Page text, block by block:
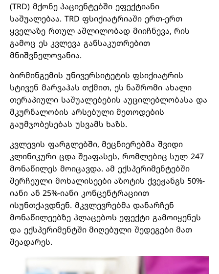
(TRD) მქონე პაციენტებში ეფექტიანი
საშუალებაა. TRD ფსიქიატრიაში ერთ-ერთ
ყველაზე რთულ აშლილობად მიიჩნევა, რის
გამოც ეს კვლევა განსაკუთრებით
მნიშვნელოვანია.
ბირმინგემის უნივერსიტეტის ფსიქიატრის
სტივენ მარვაჰას თქმით, ეს ნაშრომი ახალი
თერაპიული საშუალებების აუცილებლობასა და
მკურნალობის არსებული მეთოდების
გაუმჯობესებას უსვამს ხაზს.
კვლევის ფარგლებში, მეცნიერებმა შვიდი
კლინიკური ცდა შეაფასეს, რომლებიც სულ 247
მონაწილეს მოიცავდა. ამ ექსპერიმენტებში
შერჩეული მოხალისეები აზოტის ქვეჟანგს 50%-
იანი ან 25%-იანი კონცენტრაციით
ისუნთქავდნენ. მკვლევრებმა დანარჩენ
მონაწილეებზე პლაცებოს ეფექტი გამოიყენეს
და ექსპერიმენტში მიღებული შედეგები მათ
შეადარეს.